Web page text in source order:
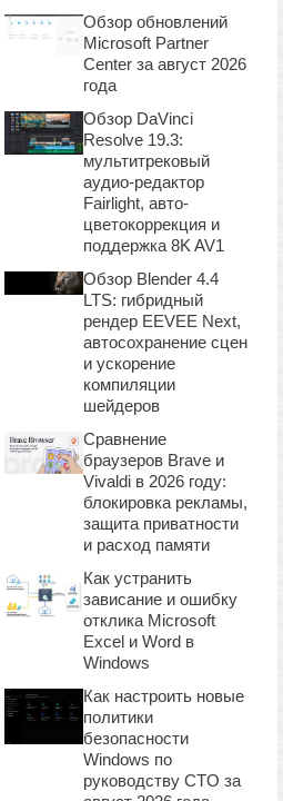
Обзор обновлений
Microsoft Partner
Center за август 2026
года
Обзор DaVinci
Resolve 19.3:
мультитрековый
аудио-редактор
Fairlight, авто-
цветокоррекция и
поддержка 8K AV1
Обзор Blender 4.4
LTS: гибридный
рендер EEVEE Next,
автосохранение сцен
и ускорение
компиляции
шейдеров
Сравнение
браузеров Brave и
Vivaldi в 2026 году:
блокировка рекламы,
защита приватности
и расход памяти
Как устранить
зависание и ошибку
отклика Microsoft
Excel и Word в
Windows
Как настроить новые
политики
безопасности
Windows по
руководству CTO за